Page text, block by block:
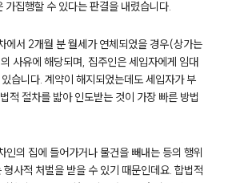
동산전문변호사
언론보도
공지사항
가집행할 수 있다는 판결을 내렸습니다.
에서 2개월 분 월세가 연체되었을 경우(상가는
사유에 해당되며, 집주인은 세입자에게 임대
습니다. 계약이 해지되었는데도 세입자가 부
적 절차를 밟아 인도받는 것이 가장 빠른 방법
인의 집에 들어가거나 물건을 빼내는 등의 행위
사적 처벌을 받을 수 있기 때문인데요. 합법적